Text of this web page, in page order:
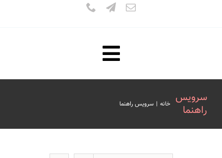
Toggle
Navigation
سرویس
راهنما
خانه | سرویس راهنما